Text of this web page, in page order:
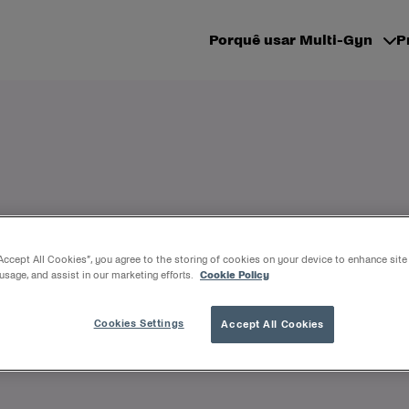
Porquê usar Multi-Gyn
por muitos fatores. Uma causa comum destas
podem perturbar o seu equilíbrio vaginal e
do tratamento com antibióticos.
All Cookies”, you agree to the storing of cookies on your device to enhance
and assist in our marketing efforts.
Cookie Policy
Accept All Cookies
Cookies Settings